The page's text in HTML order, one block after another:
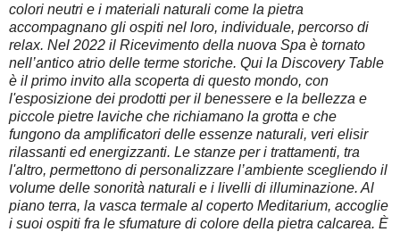
colori neutri e i materiali naturali come la pietra
accompagnano gli ospiti nel loro, individuale, percorso di
relax. Nel 2022 il Ricevimento della nuova Spa è tornato
nell’antico atrio delle terme storiche. Qui la Discovery Table
è il primo invito alla scoperta di questo mondo, con
l'esposizione dei prodotti per il benessere e la bellezza e
piccole pietre laviche che richiamano la grotta e che
fungono da amplificatori delle essenze naturali, veri elisir
rilassanti ed energizzanti. Le stanze per i trattamenti, tra
l'altro, permettono di personalizzare l’ambiente scegliendo il
volume delle sonorità naturali e i livelli di illuminazione. Al
piano terra, la vasca termale al coperto Meditarium, accoglie
i suoi ospiti fra le sfumature di colore della pietra calcarea. È